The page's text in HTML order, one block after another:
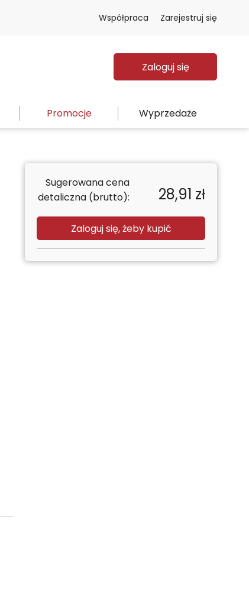
Współpraca Zarejestruj się
Zaloguj się
Promocje Wyprzedaże
Sugerowana cena
detaliczna (brutto):
28,91 zł
Zaloguj się, żeby kupić